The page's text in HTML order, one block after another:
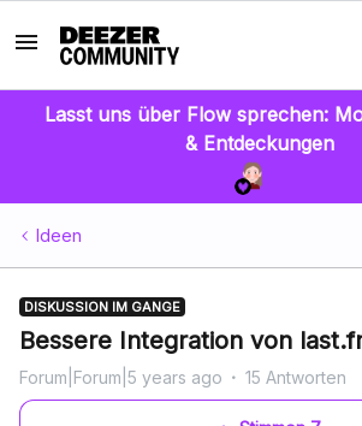
Lasst uns über Flow sprechen:
& Entdeckungen
Ideen
DISKUSSION IM GANGE
Bessere Integration von
Forum|Forum|5 years ago 15 Antworten